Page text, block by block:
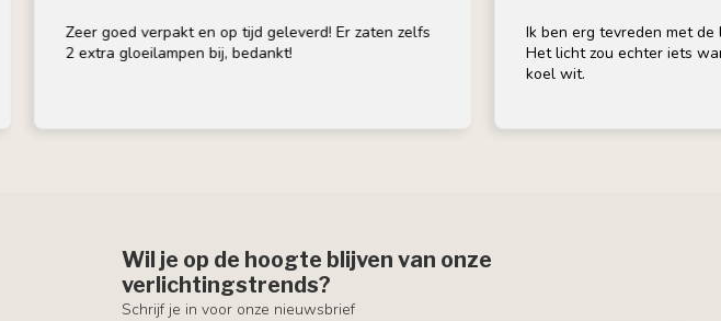
Zeer goed verpakt en op tijd geleverd! Er zaten zelfs
2 extra gloeilampen bij, bedankt!
Ik ben erg tevreden met de
Het licht zou echter iets warmer
koel wit.
Wil je op de hoogte blijven van onze
verlichtingstrends?
Schrijf je in voor onze nieuwsbrief